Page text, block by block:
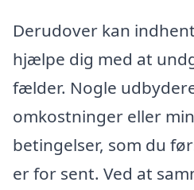
Derudover kan
hjælpe dig med at
fælder. Nogle
omkostninger eller
betingelser, som du
er for sent. Ved at